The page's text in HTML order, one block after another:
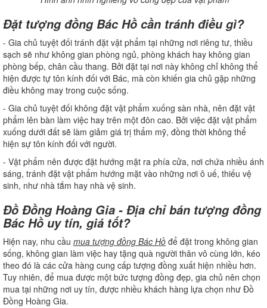
Đặt tượng đồng Bác Hồ cần tránh điều gì?
- Gia chủ tuyệt đối tránh đặt vật phẩm tại những nơi riêng tư, thiều
sạch sẽ như không gian phòng ngủ, phòng khách hay không gian
phòng bếp, chân cầu thang. Bởi đặt tại nơi này không chỉ không thể
hiện được tự tôn kính đối với Bác, mà còn khiến gia chủ gặp những
điều không may trong cuộc sống.
- Gia chủ tuyệt đối không đặt vật phẩm xuống sàn nhà, nên đặt vật
phẩm lên bàn làm việc hay trên một đôn cao. Bởi việc đặt vật phẩm
xuống dưới đất sẽ làm giảm giá trị thẩm mỹ, đồng thời không thể
hiện sự tôn kính đối với người.
- Vật phẩm nên được đặt hướng mặt ra phía cửa, nơi chứa nhiều ánh
sáng, tránh đặt vật phẩm hướng mặt vào những nơi ô uế, thiếu vệ
sinh, như nhà tắm hay nhà vệ sinh.
Đồ Đồng Hoàng Gia - Địa chỉ bán tượng đồng
Bác Hồ uy tín, giá tốt?
Hiện nay, nhu cầu mua tượng đồng Bác Hồ để đặt trong không gian
sống, không gian làm việc hay tặng quà người thân vô cùng lớn, kéo
theo đó là các cửa hàng cung cấp tượng đồng xuất hiện nhiều hơn.
Tuy nhiên, để mua được một bức tượng đồng đẹp, gia chủ nên chọn
mua tại những nơi uy tín, được nhiều khách hàng lựa chọn như Đồ
Đồng Hoàng Gia.